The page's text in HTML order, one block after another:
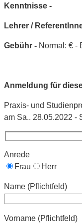
Kenntnisse -
Lehrer /
Gebühr - Normal: € -
Anmeldung für
Praxis- und
am Sa.. 28.05.2022 -
Anrede
Frau
Herr
Name (Pflichtfeld)
Vorname (Pflichtfeld)